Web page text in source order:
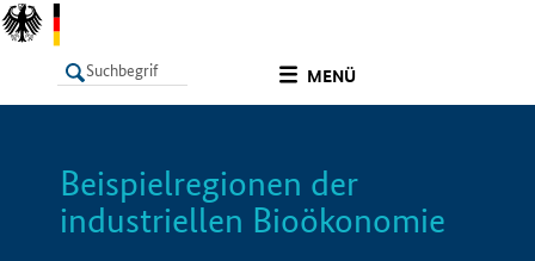
MENÜ
LISTE
Beispielregionen der
industriellen Bioökonomie